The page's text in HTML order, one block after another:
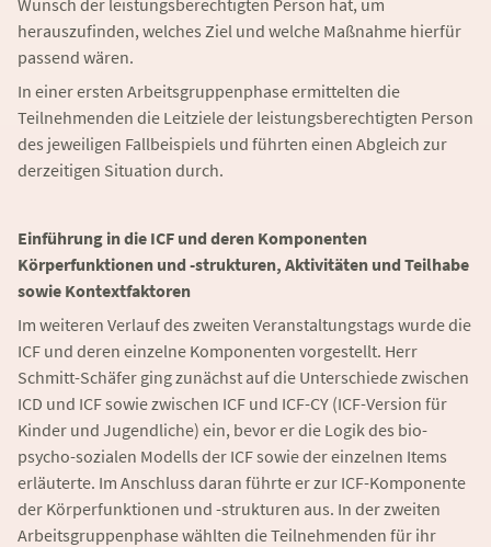
Wunsch der leistungsberechtigten Person hat, um
herauszufinden, welches Ziel und welche Maßnahme hierfür
passend wären.
In einer ersten Arbeitsgruppenphase ermittelten die
Teilnehmenden die Leitziele der leistungsberechtigten Person
des jeweiligen Fallbeispiels und führten einen Abgleich zur
derzeitigen Situation durch.
Einführung in die ICF und deren Komponenten
Körperfunktionen und -strukturen, Aktivitäten und Teilhabe
sowie Kontextfaktoren
Im weiteren Verlauf des zweiten Veranstaltungstags wurde die
ICF und deren einzelne Komponenten vorgestellt. Herr
Schmitt-Schäfer ging zunächst auf die Unterschiede zwischen
ICD und ICF sowie zwischen ICF und ICF-CY (ICF-Version für
Kinder und Jugendliche) ein, bevor er die Logik des bio-
psycho-sozialen Modells der ICF sowie der einzelnen Items
erläuterte. Im Anschluss daran führte er zur ICF-Komponente
der Körperfunktionen und -strukturen aus. In der zweiten
Arbeitsgruppenphase wählten die Teilnehmenden für ihr